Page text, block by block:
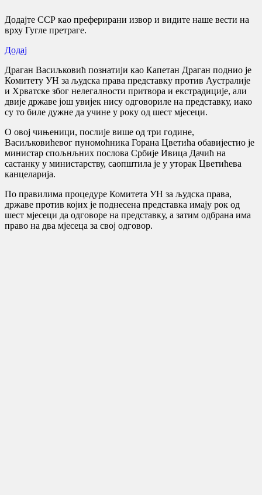
Додајте ССР као преферирани извор и видите наше вести на
врху Гугле претраге.
Додај
Драган Васиљковић познатији као Капетан Драган поднио је
Комитету УН за људска права представку против Аустралије
и Хрватске због нелегалности притвора и екстрадиције, али
двије државе још увијек нису одговориле на представку, иако
су то биле дужне да учине у року од шест мјесеци.
О овој чињеници, послије више од три године,
Васиљковићевог пуномоћника Горана Цветића обавијестио је
министар спољнљних послова Србије Ивица Дачић на
састанку у министарству, саопштила је у уторак Цветићева
канцеларија.
По правилима процедуре Комитета УН за људска права,
државе против којих је поднесена представка имају рок од
шест мјесеци да одговоре на представку, а затим одбрана има
право на два мјесеца за свој одговор.